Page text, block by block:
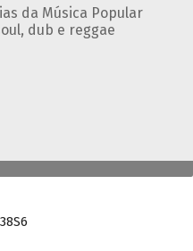
da Música Popular
dub e reggae